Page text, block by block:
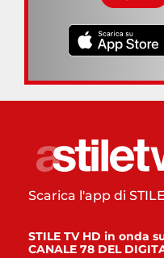
Scarica l'app di
STILE TV HD in onda
CANALE 78 DEL